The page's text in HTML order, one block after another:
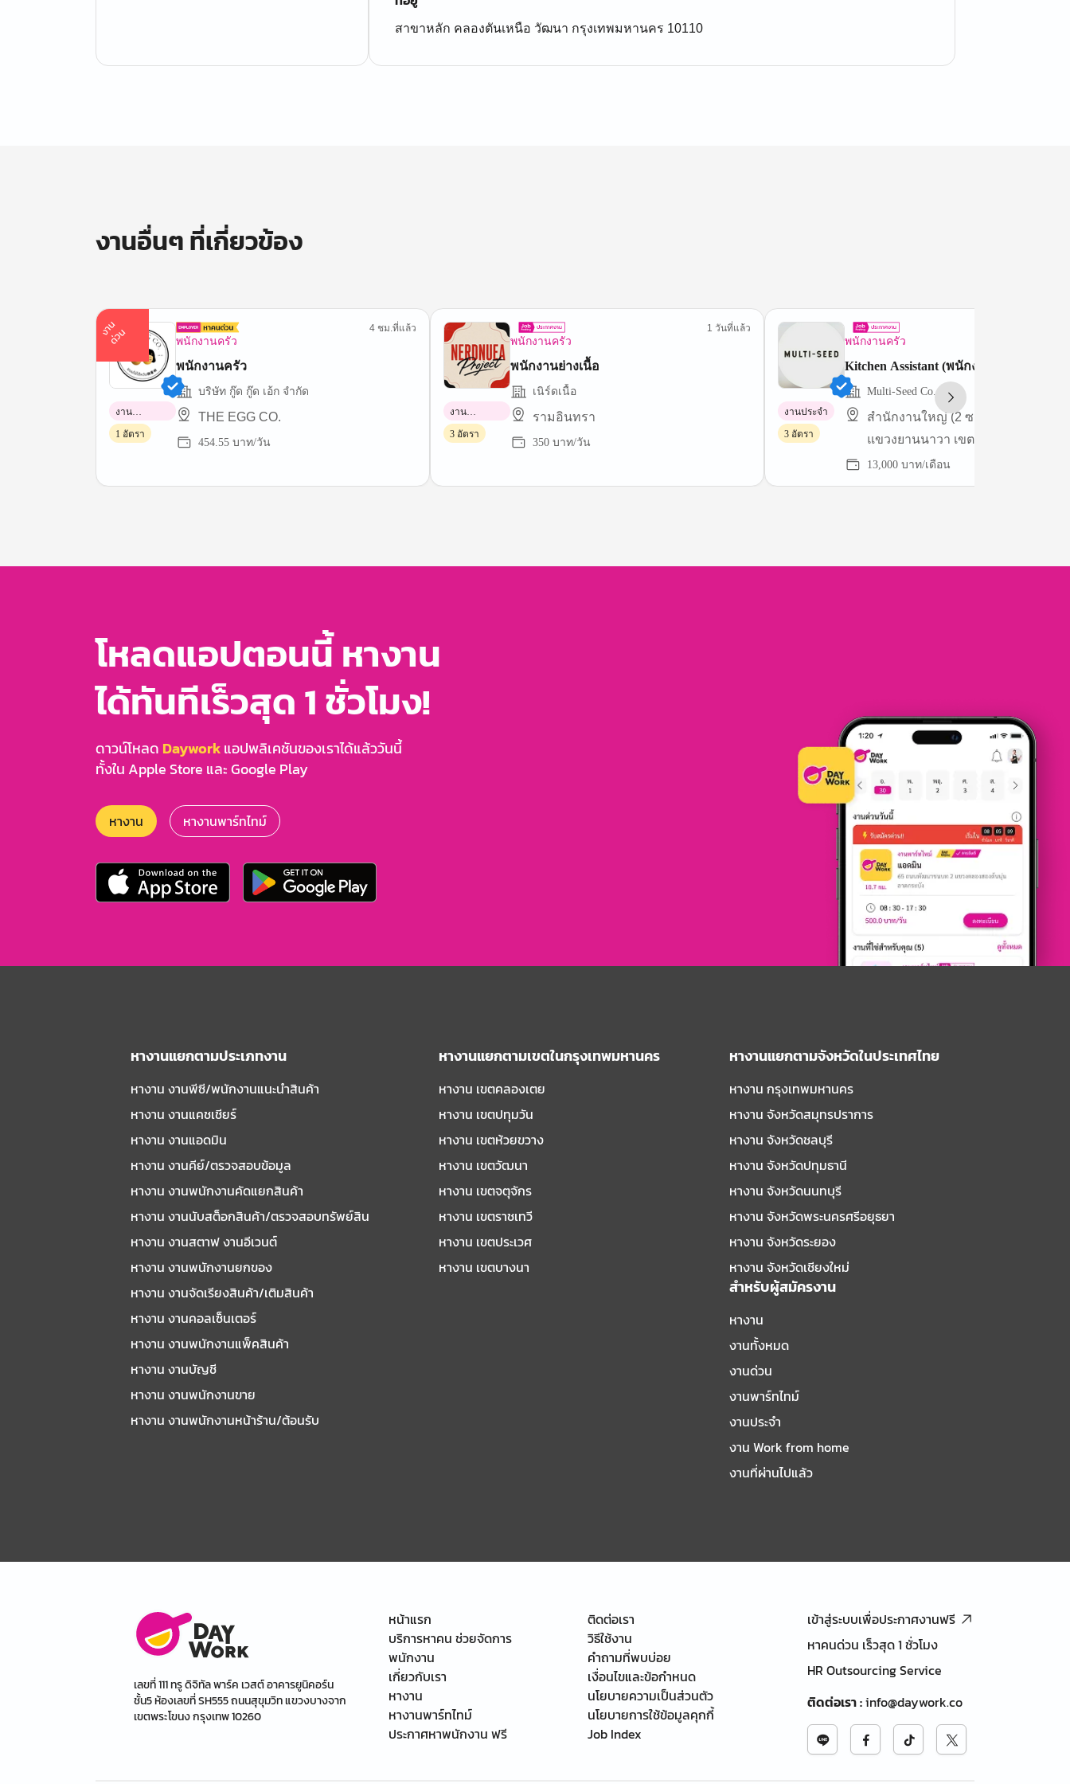
สาขาหลัก คลองตันเหนือ วัฒนา กรุงเทพมหานคร 10110
งานอื่นๆ ที่เกี่ยวข้อง
ง
า
น
ด่
ว
น พนักงานครัว
4 ชม.ที่แล้ว
พนักงานครัว
บริษัท กู๊ด กู๊ด เอ้ก จํากัด
THE EGG CO.
454.55 บาท/วัน
งาน
พาร์ทไทม์
1 อัตรา
พนักงานครัว
1 วันที่แล้ว
พนักงานย่างเนื้อ
เนิร์ดเนื้อ
รามอินทรา
350 บาท/วัน
งาน
พาร์ทไทม์
3 อัตรา
พนักงานครัว
Kitchen Assistant (พนักงานผู้ช่วยในครัว)
Multi-Seed Co., Ltd.
สำนักงานใหญ่ (2 ซอยสาทร 11 แยก
แขวงยานนาวา เขตสาทร กรุงเทพฯ)
13,000 บาท/เดือน
งานประจำ
3 อัตรา
โหลดแอปตอนนี้ หางาน
ได้ทันทีเร็วสุด 1 ชั่วโมง!
ดาวน์โหลด Dayworkแอปพลิเคชันของเราได้แล้ววันนี้
ทั้งใน Apple Store และ Google Play
หางาน หางานพาร์ทไทม์
หางานแยกตามประเภทงาน
หางาน งานพีซี/พนักงานแนะนําสินค้า
หางาน งานแคชเชียร์
หางาน งานแอดมิน
หางาน งานคีย์/ตรวจสอบข้อมูล
หางาน งานพนักงานคัดแยกสินค้า
หางาน งานนับสต็อกสินค้า/ตรวจสอบทรัพย์สิน
หางาน งานสตาฟ งานอีเวนต์
หางาน งานพนักงานยกของ
หางาน งานจัดเรียงสินค้า/เติมสินค้า
หางาน งานคอลเซ็นเตอร์
หางาน งานพนักงานแพ็คสินค้า
หางาน งานบัญชี
หางาน งานพนักงานขาย
หางาน งานพนักงานหน้าร้าน/ต้อนรับ
หางานแยกตามเขตในกรุงเทพมหานคร
หางาน เขตคลองเตย
หางาน เขตปทุมวัน
หางาน เขตห้วยขวาง
หางาน เขตวัฒนา
หางาน เขตจตุจักร
หางาน เขตราชเทวี
หางาน เขตประเวศ
หางาน เขตบางนา
หางานแยกตามจังหวัดในประเทศไทย
หางาน กรุงเทพมหานคร
หางาน จังหวัดสมุทรปราการ
หางาน จังหวัดชลบุรี
หางาน จังหวัดปทุมธานี
หางาน จังหวัดนนทบุรี
หางาน จังหวัดพระนครศรีอยุธยา
หางาน จังหวัดระยอง
หางาน จังหวัดเชียงใหม่
สำหรับผู้สมัครงาน
หางาน
งานทั้งหมด
งานด่วน
งานพาร์ทไทม์
งานประจำ
งาน Work from home
งานที่ผ่านไปแล้ว
เลขที่ 111 ทรู ดิจิทัล พาร์ค เวสต์ อาคารยูนิคอร์น
ชั้น5 ห้องเลขที่ SH555 ถนนสุขุมวิท แขวงบางจาก
เขตพระโขนง กรุงเทพ 10260
หน้าแรก
บริการหาคน ช่วยจัดการ
พนักงาน
เกี่ยวกับเรา
หางาน
หางานพาร์ทไทม์
ประกาศหาพนักงาน ฟรี
ติดต่อเรา
วิธีใช้งาน
คำถามที่พบบ่อย
เงื่อนไขและข้อกำหนด
นโยบายความเป็นส่วนตัว
นโยบายการใช้ข้อมูลคุกกี้
Job Index
เข้าสู่ระบบเพื่อประกาศงานฟรี
หาคนด่วน เร็วสุด 1 ชั่วโมง
HR Outsourcing Service
ติดต่อเรา:info@daywork.co